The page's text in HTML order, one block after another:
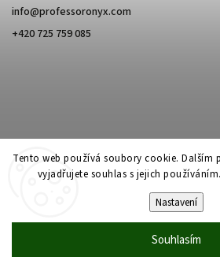
Tento web používá soubory cookie. Dalším
vyjadřujete souhlas s jejich
Nastavení
Souhlasím
info@professoronyx.com
+420 725 759 085
Professor Onyx.